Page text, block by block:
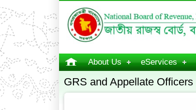
About Us eServices
GRS and Appellate Officers